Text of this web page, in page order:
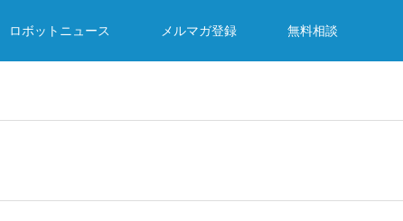
ロボットニュース メルマガ登録 無料相談